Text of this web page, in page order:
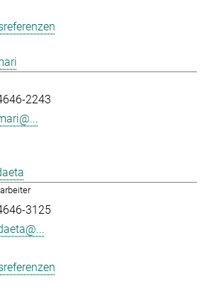
2243
3125